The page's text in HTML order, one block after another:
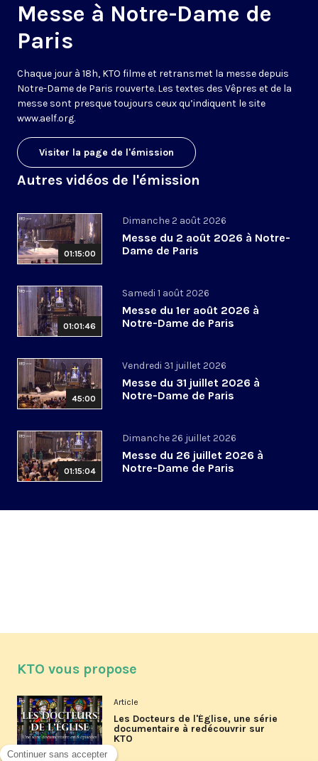
Messe à Notre-Dame de
Paris
Chaque jour à 18h, KTO filme et retransmet la messe depuis
Notre-Dame de Paris rouverte. Les textes des Vêpres et de la
messe sont presque toujours ceux qu’indiquent le site
www.aelf.org.
Visiter la page de l'émission
Autres vidéos de l'émission
01:15:00
Dimanche 2 août 2026
Messe du 2 août 2026 à Notre-
Dame de Paris
01:01:46
Samedi 1 août 2026
Messe du 1er août 2026 à
Notre-Dame de Paris
45:00
Vendredi 31 juillet 2026
Messe du 31 juillet 2026 à
Notre-Dame de Paris
01:15:04
Dimanche 26 juillet 2026
Messe du 26 juillet 2026 à
Notre-Dame de Paris
KTO vous propose
Article
Les Docteurs de l'Église, une série
documentaire à redécouvrir sur
KTO